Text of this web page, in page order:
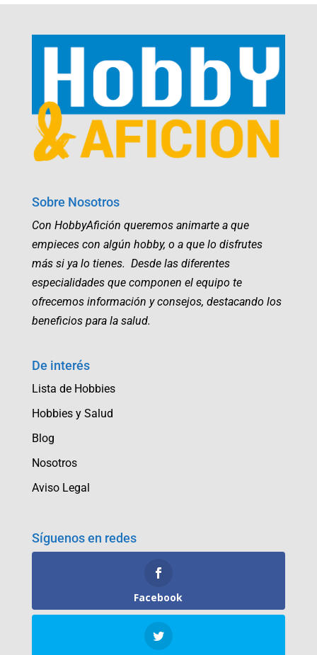
Sobre Nosotros
Con HobbyAfición queremos animarte a que
empieces con algún hobby, o a que lo disfrutes
más si ya lo tienes. Desde las diferentes
especialidades que componen el equipo te
ofrecemos información y consejos, destacando los
beneficios para la salud.
De interés
Lista de Hobbies
Hobbies y Salud
Blog
Nosotros
Aviso Legal
Síguenos en redes
Facebook